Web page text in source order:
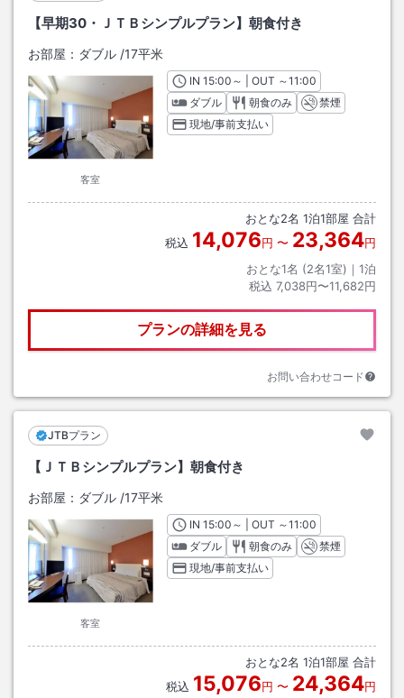
【早期30・ＪＴＢシンプルプラン】朝食付き
お部屋： ダブル /17平米
客室
INチェックイン
15:00 ～ | OUT チェックアウト
～11:00
ダブル
朝食のみ
禁煙
現地/事前支払い
おとな2名 1泊1部屋 合計
税込 14,076円 〜 23,364円
おとな1名 (2名1室)｜ 1泊
税込 7,038円〜11,682円
プランの詳細を見る
お問い合わせコード
JTBプラン
【ＪＴＢシンプルプラン】朝食付き
お部屋： ダブル /17平米
客室
INチェックイン
15:00 ～ | OUT チェックアウト
～11:00
ダブル
朝食のみ
禁煙
現地/事前支払い
おとな2名 1泊1部屋 合計
税込 15,076円 〜 24,364円